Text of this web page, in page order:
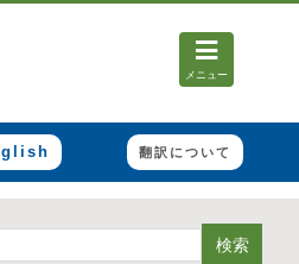
メニュー
翻訳について
検索